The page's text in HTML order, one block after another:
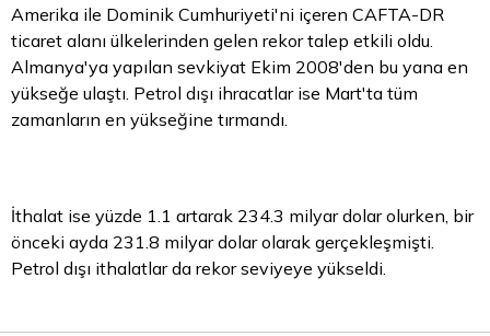
Amerika ile Dominik Cumhuriyeti'ni içeren CAFTA-DR
ticaret alanı ülkelerinden gelen rekor talep etkili oldu.
Almanya'ya yapılan sevkiyat Ekim 2008'den bu yana en
yükseğe ulaştı. Petrol dışı ihracatlar ise Mart'ta tüm
zamanların en yükseğine tırmandı.
İthalat ise yüzde 1.1 artarak 234.3 milyar dolar olurken, bir
önceki ayda 231.8 milyar dolar olarak gerçekleşmişti.
Petrol dışı ithalatlar da rekor seviyeye yükseldi.